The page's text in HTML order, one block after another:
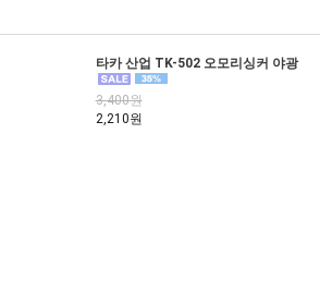
타카 산업 TK-502 오모리싱커 야광
3,400원
2,210원